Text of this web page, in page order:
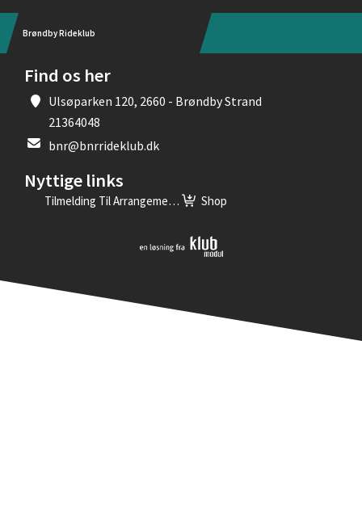
Brøndby Rideklub
Find os her
Ulsøparken 120, 2660 - Brøndby Strand
21364048
bnr@bnrrideklub.dk
Nyttige links
Tilmelding Til Arrangementer Shop